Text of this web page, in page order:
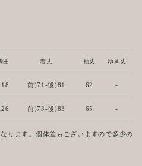
囲 着丈 袖丈 ゆき丈
前)71-後)81 62 -
前)73-後)83 65 -
ります。個体差もございますので多少の